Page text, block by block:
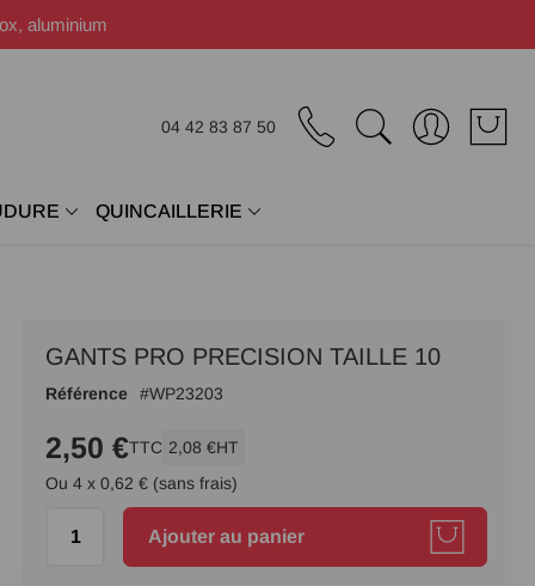
aluminium
04 42 83 87 50
QUINCAILLERIE
GANTS PRO PRECISION TAILLE 10
Référence WP23203
2,50 €TTC 2,08 €HT
Ou 4 x 0,62 € (sans frais)
Ajouter au panier